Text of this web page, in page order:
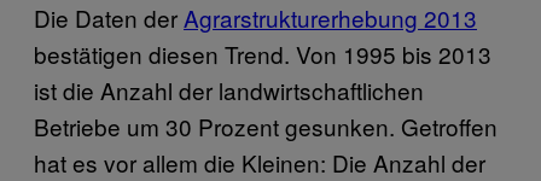
Die Daten der Agrarstrukturerhebung 2013
bestätigen diesen Trend. Von 1995 bis 2013
ist die Anzahl der landwirtschaftlichen
Betriebe um 30 Prozent gesunken. Getroffen
hat es vor allem die Kleinen: Die Anzahl der